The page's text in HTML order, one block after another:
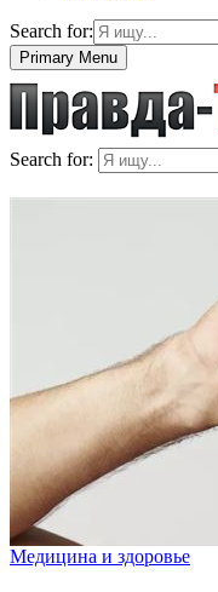
Search for:
Primary Menu
Search for:
Медицина и здоровье